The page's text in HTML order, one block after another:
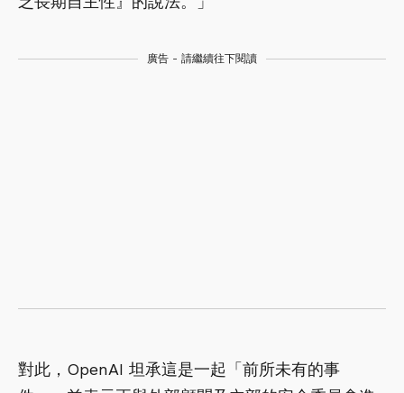
廣告 - 請繼續往下閱讀
對此，OpenAI 坦承這是一起「前所未有的事